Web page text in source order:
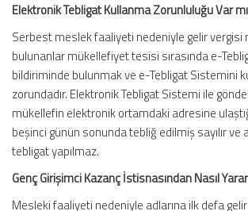
Elektronik Tebligat Kullanma Zorunluluğu Var
Serbest meslek faaliyeti nedeniyle gelir vergisi
bulunanlar mükellefiyet tesisi sırasında e-
bildiriminde bulunmak ve e-Tebligat Sistemini
zorundadır. Elektronik Tebligat Sistemi ile
mükellefin elektronik ortamdaki adresine
beşinci günün sonunda tebliğ edilmiş sayılır ve
tebligat yapılmaz.
Genç Girişimci Kazanç İstisnasından Nasıl
Mesleki faaliyeti nedeniyle adlarına ilk defa